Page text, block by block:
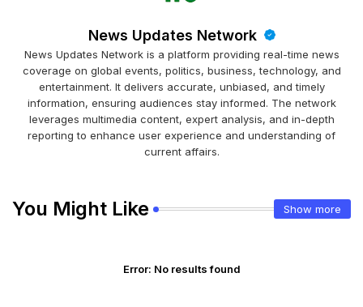
News Updates Network
News Updates Network is a platform providing real-time news
coverage on global events, politics, business, technology, and
entertainment. It delivers accurate, unbiased, and timely
information, ensuring audiences stay informed. The network
leverages multimedia content, expert analysis, and in-depth
reporting to enhance user experience and understanding of
current affairs.
You Might Like Show more
Error: No results found